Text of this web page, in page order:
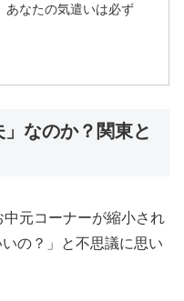
あなたの気遣いは必ず
なのか？関東と
中元コーナーが縮小され
の？」と不思議に思い